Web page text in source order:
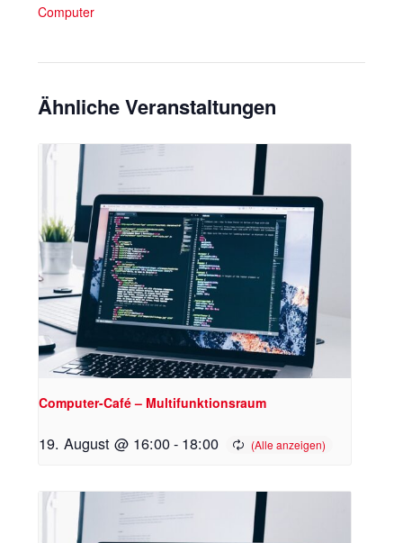
Computer
Ähnliche Veranstaltungen
Computer-Café – Multifunktionsraum
19. August @ 16:00- 18:00